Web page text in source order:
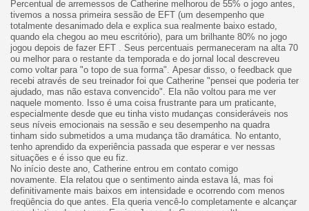
Percentual de arremessos de Catherine melhorou de 55% o jogo antes,
tivemos a nossa primeira sessão de EFT (um desempenho que
totalmente desanimado dela e explica sua realmente baixo estado,
quando ela chegou ao meu escritório), para um brilhante 80% no jogo
jogou depois de fazer EFT . Seus percentuais permaneceram na alta 70
ou melhor para o restante da temporada e do jornal local descreveu
como voltar para "o topo de sua forma". Apesar disso, o feedback que
recebi através de seu treinador foi que Catherine "pensei que poderia ter
ajudado, mas não estava convencido". Ela não voltou para me ver
naquele momento. Isso é uma coisa frustrante para um praticante,
especialmente desde que eu tinha visto mudanças consideráveis ​​nos
seus níveis emocionais na sessão e seu desempenho na quadra
tinham sido submetidos a uma mudança tão dramática. No entanto,
tenho aprendido da experiência passada que esperar e ver nessas
situações e é isso que eu fiz.
No início deste ano, Catherine entrou em contato comigo
novamente. Ela relatou que o sentimento ainda estava lá, mas foi
definitivamente mais baixos em intensidade e ocorrendo com menos
freqüência do que antes. Ela queria vencê-lo completamente e alcançar